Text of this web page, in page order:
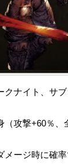
クナイト、サ
攻撃+60％
メージ時に確